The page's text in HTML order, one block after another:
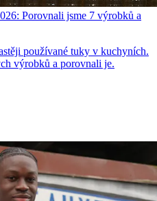
Porovnali jsme 7 výrobků a
používané tuky v kuchyních.
výrobků a porovnali je.